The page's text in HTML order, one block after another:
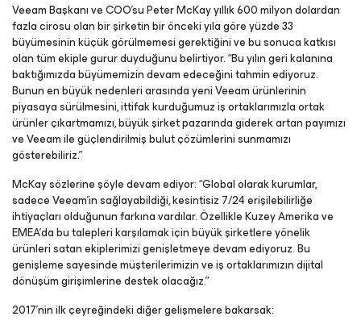
Veeam Başkanı ve COO’su Peter McKay yıllık 600 milyon dolardan
fazla cirosu olan bir şirketin bir önceki yıla göre yüzde 33
büyümesinin küçük görülmemesi gerektiğini ve bu sonuca katkısı
olan tüm ekiple gurur duyduğunu belirtiyor. “Bu yılın geri kalanına
baktığımızda büyümemizin devam edeceğini tahmin ediyoruz.
Bunun en büyük nedenleri arasında yeni Veeam ürünlerinin
piyasaya sürülmesini, ittifak kurduğumuz iş ortaklarımızla ortak
ürünler çıkartmamızı, büyük şirket pazarında giderek artan payımızı
ve Veeam ile güçlendirilmiş bulut çözümlerini sunmamızı
gösterebiliriz.”
McKay sözlerine şöyle devam ediyor: “Global olarak kurumlar,
sadece Veeam’in sağlayabildiği, kesintisiz 7/24 erişilebilirliğe
ihtiyaçları olduğunun farkına vardılar. Özellikle Kuzey Amerika ve
EMEA’da bu talepleri karşılamak için büyük şirketlere yönelik
ürünleri satan ekiplerimizi genişletmeye devam ediyoruz. Bu
genişleme sayesinde müşterilerimizin ve iş ortaklarımızın dijital
dönüşüm girişimlerine destek olacağız.”
2017’nin ilk çeyreğindeki diğer gelişmelere bakarsak: